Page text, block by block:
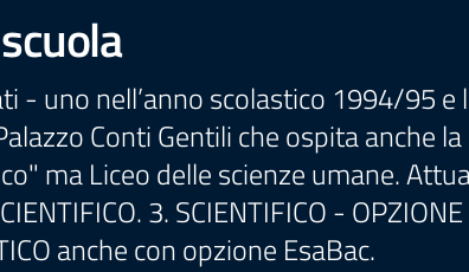
- uno nell’anno scolastico 1994/95 e
Conti Gentili che ospita anche
ma Liceo delle scienze umane.
3. SCIENTIFICO - OPZIONE
anche con opzione EsaBac.